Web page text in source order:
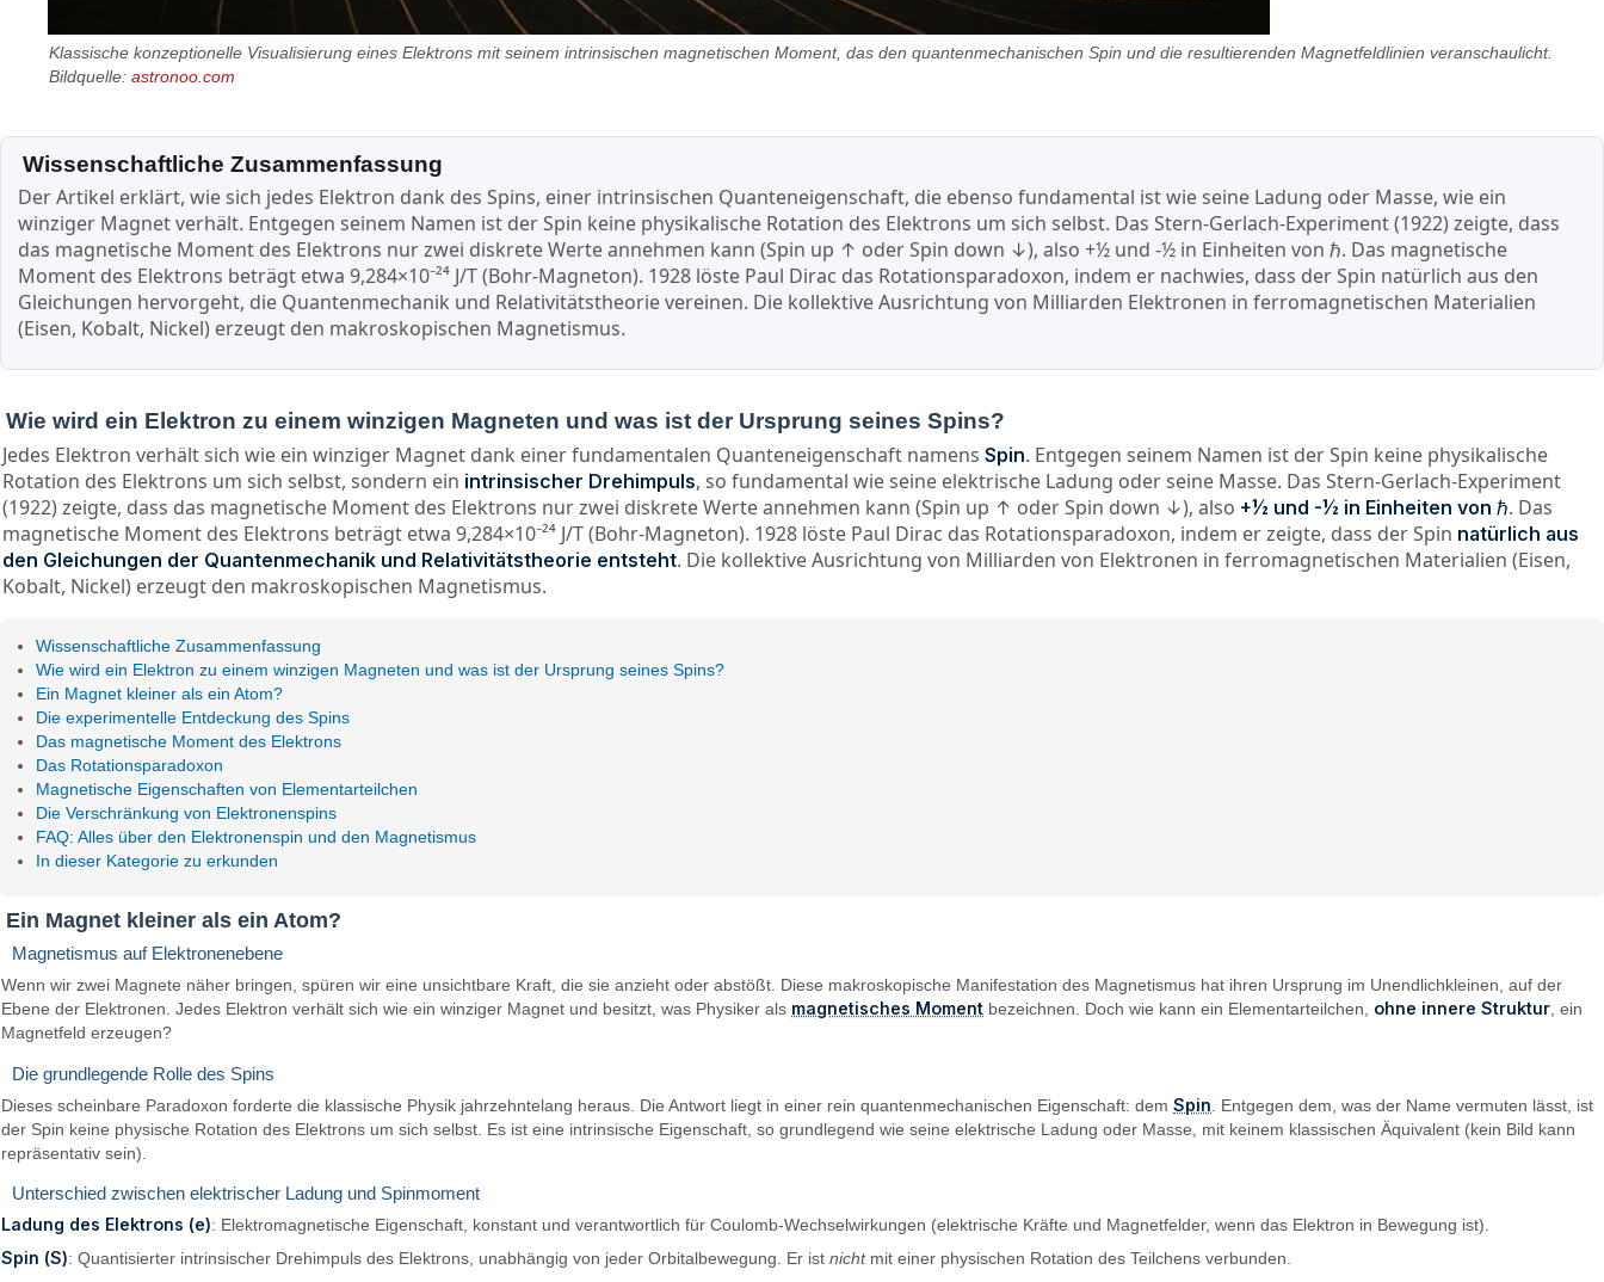
Klassische konzeptionelle Visualisierung eines Elektrons mit seinem intrinsischen magnetischen Moment, das den quantenmechanischen Spin und die resultierenden Magnetfeldlinien veranschaulicht.
Bildquelle:astronoo.com
Wissenschaftliche Zusammenfassung
Der Artikel erklärt, wie sich jedes Elektron dank des Spins, einer intrinsischen Quanteneigenschaft, die ebenso fundamental ist wie seine Ladung oder Masse, wie ein
winziger Magnet verhält. Entgegen seinem Namen ist der Spin keine physikalische Rotation des Elektrons um sich selbst. Das Stern-Gerlach-Experiment (1922) zeigte, dass
das magnetische Moment des Elektrons nur zwei diskrete Werte annehmen kann (Spin up ↑ oder Spin down ↓), also +½ und -½ in Einheiten von ℏ. Das magnetische
Moment des Elektrons beträgt etwa 9,284×10⁻²⁴ J/T (Bohr-Magneton). 1928 löste Paul Dirac das Rotationsparadoxon, indem er nachwies, dass der Spin natürlich aus den
Gleichungen hervorgeht, die Quantenmechanik und Relativitätstheorie vereinen. Die kollektive Ausrichtung von Milliarden Elektronen in ferromagnetischen Materialien
(Eisen, Kobalt, Nickel) erzeugt den makroskopischen Magnetismus.
Wie wird ein Elektron zu einem winzigen Magneten und was ist der Ursprung seines Spins?
Jedes Elektron verhält sich wie ein winziger Magnet dank einer fundamentalen Quanteneigenschaft namens Spin. Entgegen seinem Namen ist der Spin keine physikalische
Rotation des Elektrons um sich selbst, sondern ein intrinsischer Drehimpuls, so fundamental wie seine elektrische Ladung oder seine Masse. Das Stern-Gerlach-Experiment
(1922) zeigte, dass das magnetische Moment des Elektrons nur zwei diskrete Werte annehmen kann (Spin up ↑ oder Spin down ↓), also +½ und -½ in Einheiten von ℏ. Das
magnetische Moment des Elektrons beträgt etwa 9,284×10⁻²⁴ J/T (Bohr-Magneton). 1928 löste Paul Dirac das Rotationsparadoxon, indem er zeigte, dass der Spin natürlich aus
den Gleichungen der Quantenmechanik und Relativitätstheorie entsteht. Die kollektive Ausrichtung von Milliarden von Elektronen in ferromagnetischen Materialien (Eisen,
Kobalt, Nickel) erzeugt den makroskopischen Magnetismus.
Wissenschaftliche Zusammenfassung
Wie wird ein Elektron zu einem winzigen Magneten und was ist der Ursprung seines Spins?
Ein Magnet kleiner als ein Atom?
Die experimentelle Entdeckung des Spins
Das magnetische Moment des Elektrons
Das Rotationsparadoxon
Magnetische Eigenschaften von Elementarteilchen
Die Verschränkung von Elektronenspins
FAQ: Alles über den Elektronenspin und den Magnetismus
In dieser Kategorie zu erkunden
Ein Magnet kleiner als ein Atom?
Magnetismus auf Elektronenebene
Wenn wir zwei Magnete näher bringen, spüren wir eine unsichtbare Kraft, die sie anzieht oder abstößt. Diese makroskopische Manifestation des Magnetismus hat ihren Ursprung im Unendlichkleinen, auf der
Ebene der Elektronen. Jedes Elektron verhält sich wie ein winziger Magnet und besitzt, was Physiker als magnetisches Moment bezeichnen. Doch wie kann ein Elementarteilchen, ohne innere Struktur, ein
Magnetfeld erzeugen?
Die grundlegende Rolle des Spins
Dieses scheinbare Paradoxon forderte die klassische Physik jahrzehntelang heraus. Die Antwort liegt in einer rein quantenmechanischen Eigenschaft: demSpin . Entgegen dem, was der Name vermuten lässt, ist
der Spin keine physische Rotation des Elektrons um sich selbst. Es ist eine intrinsische Eigenschaft, so grundlegend wie seine elektrische Ladung oder Masse, mit keinem klassischen Äquivalent (kein Bild kann
repräsentativ sein).
Unterschied zwischen elektrischer Ladung und Spinmoment
Ladung des Elektrons (e): Elektromagnetische Eigenschaft, konstant und verantwortlich für Coulomb-Wechselwirkungen (elektrische Kräfte und Magnetfelder, wenn das Elektron in Bewegung ist).
Spin (S): Quantisierter intrinsischer Drehimpuls des Elektrons, unabhängig von jeder Orbitalbewegung. Er istnichtmit einer physischen Rotation des Teilchens verbunden.